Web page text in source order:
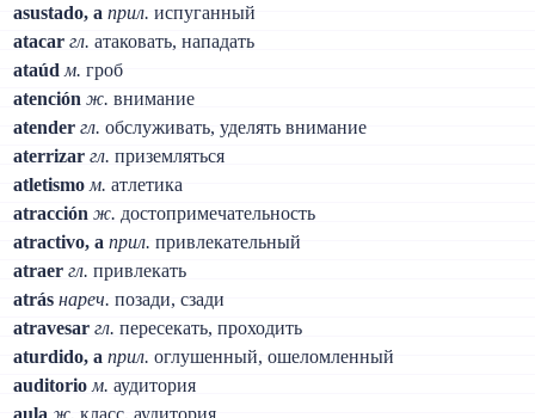
asustado, a прил. испуганный
atacar гл. атаковать, нападать
ataúd м. гроб
atención ж. внимание
atender гл. обслуживать, уделять внимание
aterrizar гл. приземляться
atletismo м. атлетика
atracción ж. достопримечательность
atractivo, a прил. привлекательный
atraer гл. привлекать
atrás нареч. позади, сзади
atravesar гл. пересекать, проходить
aturdido, a прил. оглушенный, ошеломленный
auditorio м. аудитория